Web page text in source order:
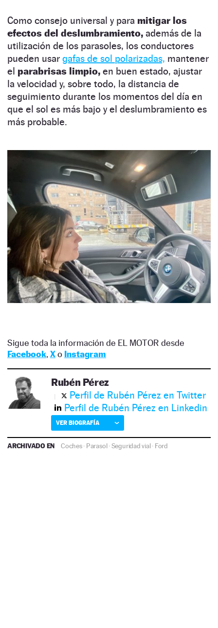
Como consejo universal y para mitigar los
efectos del deslumbramiento, además de la
utilización de los parasoles, los conductores
pueden usar gafas de sol polarizadas, mantener
el parabrisas limpio, en buen estado, ajustar
la velocidad y, sobre todo, la distancia de
seguimiento durante los momentos del día en
que el sol es más bajo y el deslumbramiento es
más probable.
Sigue toda la información de EL MOTOR desde
Facebook, Xo Instagram
Rubén Pérez
Perfil de Rubén Pérez en Twitter
Perfil de Rubén Pérez en Linkedin
VER BIOGRAFÍA
ARCHIVADO EN Coches· Parasol·Seguridad vial· Ford